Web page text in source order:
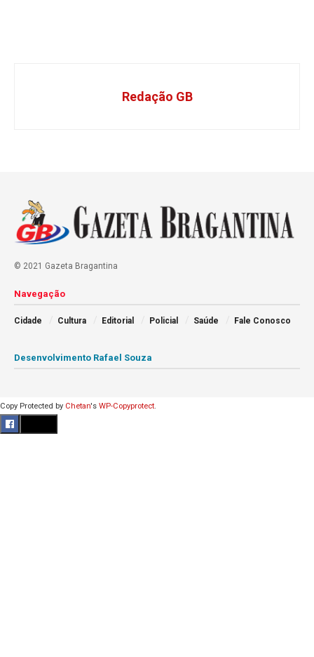
Redação GB
© 2021 Gazeta Bragantina
Navegação
Cidade Cultura Editorial Policial Saúde Fale Conosco
Desenvolvimento Rafael Souza
Copy Protected by Chetan's WP-Copyprotect.